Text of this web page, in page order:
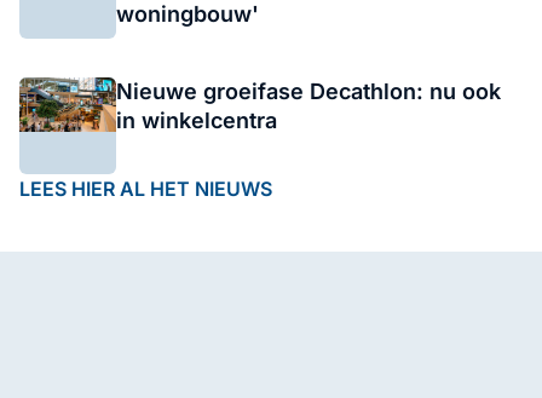
woningbouw'
Nieuwe groeifase Decathlon: nu ook
in winkelcentra
LEES HIER AL HET NIEUWS